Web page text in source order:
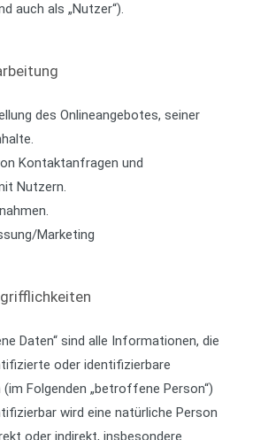
auch als „Nutzer“).
des Onlineangebotes, seiner
Kontaktanfragen und
Nutzern.
Marketing
Daten“ sind alle Informationen, die
oder identifizierbare
Folgenden „betroffene Person“)
wird eine natürliche Person